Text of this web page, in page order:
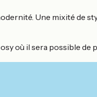
Une mixité de
où il sera possible de